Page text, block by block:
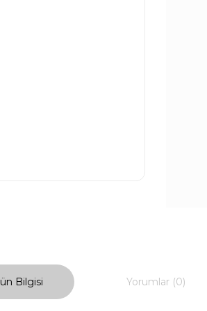
Bilgisi Yorumlar (0)